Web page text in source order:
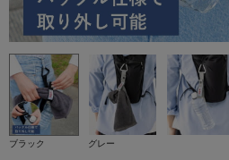
ブラック グレー